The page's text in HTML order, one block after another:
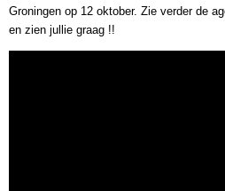
Groningen op 12 oktober. Zie verder de
en zien jullie graag !!